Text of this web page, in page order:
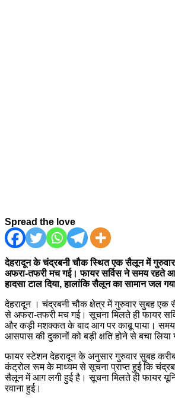
Spread the love
देहरादून के चंद्रबनी चौक स्थित एक सैलून में
अफरा-तफरी मच गई। फायर सर्विस ने समय रहते
हादसा टाल दिया, हालांकि सैलून का सामान जल
देहरादून । चंद्रबनी चौक क्षेत्र में गुरुवार सुबह
से अफरा-तफरी मच गई। सूचना मिलते ही फायर
और कड़ी मशक्कत के बाद आग पर काबू पाया। समय
आसपास की दुकानों को बड़ी क्षति होने से बचा लिया
फायर स्टेशन देहरादून के अनुसार गुरुवार सुबह
कंट्रोल रूम के माध्यम से सूचना प्राप्त हुई कि
सैलून में आग लगी हुई है। सूचना मिलते ही फायर
रवाना हुई।